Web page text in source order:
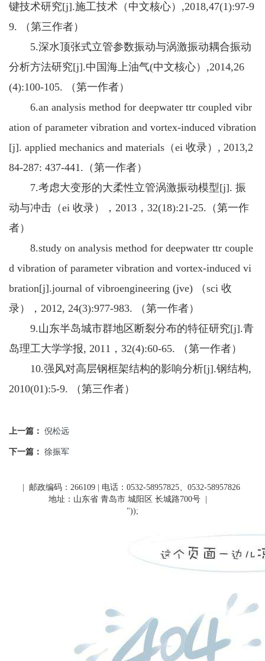
键技术研究[j].施工技术（中文核心）,2018,47(1):97-9
9. （第三作者）
5.深水顶张式立管参数振动与涡激振动耦合振动
分析方法研究[j].中国海上油气(中文核心）,2014,26
(4):100-105. （第一作者）
6.an analysis method for deepwater ttr coupled vibr
ation of parameter vibration and vortex-induced vibration
[j]. applied mechanics and materials（ei 收录）, 2013,2
84-287: 437-441.（第一作者）
7.考虑大变形的大柔性立管涡激振动模型[j]. 振
动与冲击（ei 收录），2013，32(18):21-25.（第一作
者）
8.study on analysis method for deepwater ttr couple
d vibration of parameter vibration and vortex-induced vi
bration[j].journal of vibroengineering (jve) （sci 收
录），2012, 24(3):977-983. （第一作者）
9.山东半岛城市群地区断裂分布的特征研究[j].青
岛理工大学学报, 2011，32(4):60-65. （第一作者）
10.强风对高层钢框架结构的影响分析[j].钢结构,
2010(01):5-9. （第三作者）
上一篇： 倪松远
下一篇： 徐振军
| 邮政编码：266109 | 电话：0532-58957825、0532-58957826
地址：山东省 青岛市 城阳区 长城路700号
"));